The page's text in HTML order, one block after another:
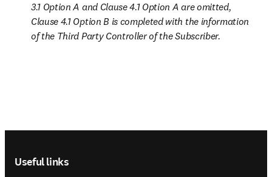
3.1 Option A and Clause 4.1 Option A are omitted,
Clause 4.1 Option B is completed with the information
of the Third Party Controller of the Subscriber.
Useful links